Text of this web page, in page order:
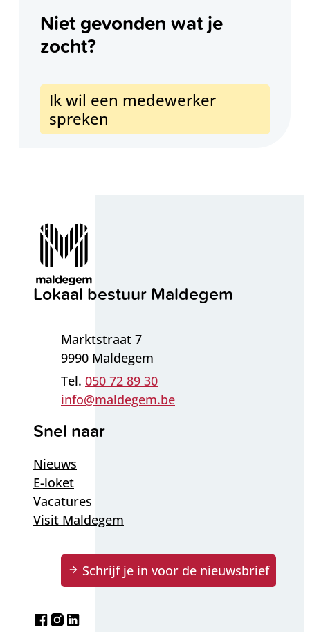
Niet gevonden wat je
zocht?
Ik wil een medewerker
spreken
Contact & openingsuren
Lokaal bestuur Maldegem
AdresMarktstraat 7
,9990 Maldegem
050 72 89 30
E-mailinfo@maldegem.be
Snel naar
Nieuws
E-loket
Vacatures
Visit Maldegem
Schrijf je in voor de nieuwsbrief
Facebook
Instagram
LinkedIn